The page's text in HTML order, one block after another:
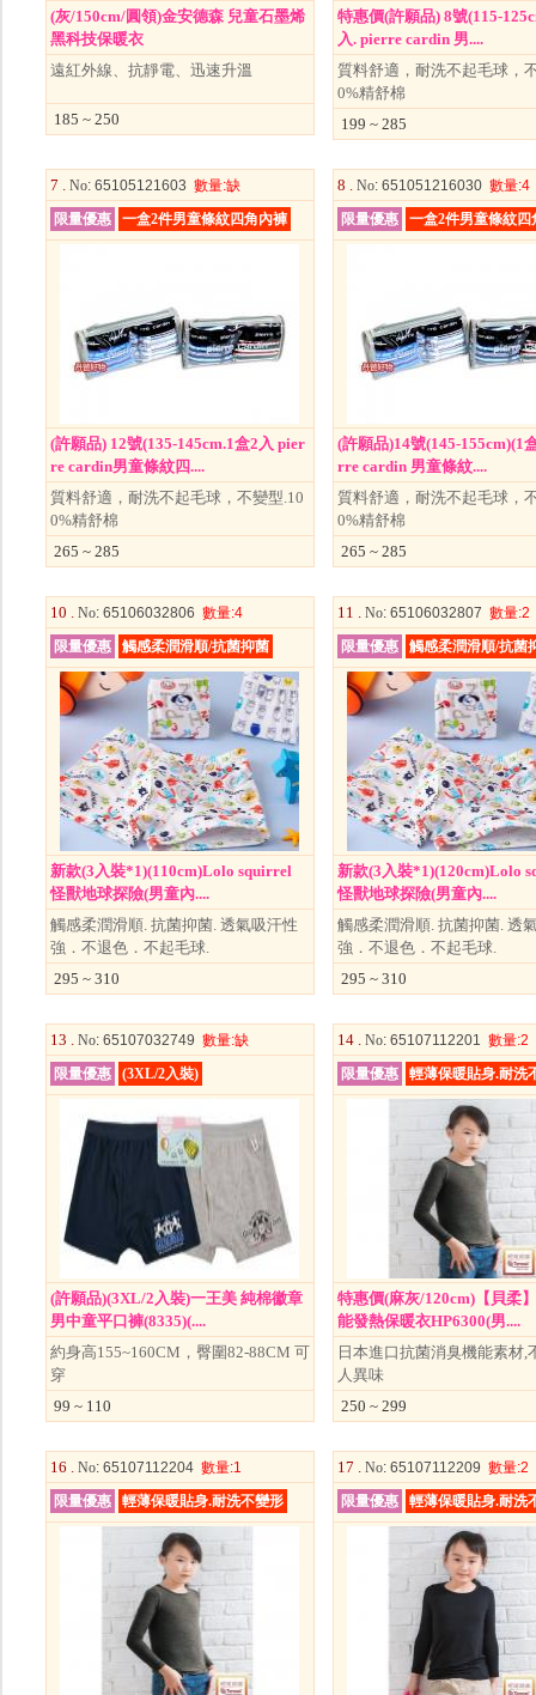
(灰/150cm/圓領)金安德森 兒童石墨烯
黑科技保暖衣
遠紅外線、抗靜電、迅速升溫
185 ~ 250
特惠價(許願品) 8號(115-
入. pierre cardin 男....
質料舒適，耐洗不起毛球，
0%精舒棉
199 ~ 285
7 . No: 65105121603 數量:缺
限量優惠
一盒2件男童條紋四角內褲
(許願品) 12號(135-145cm.1盒2入 pier
re cardin男童條紋四....
質料舒適，耐洗不起毛球，不變型.10
0%精舒棉
265 ~ 285
8 . No: 651051216030 數量:4
限量優惠
一盒2件男童條紋
(許願品)14號(145-155cm)(1
rre cardin 男童條紋....
質料舒適，耐洗不起毛球，
0%精舒棉
265 ~ 285
10 . No: 65106032806 數量:4
限量優惠
觸感柔潤滑順/抗菌抑菌
新款(3入裝*1)(110cm)Lolo squirrel
怪獸地球探險(男童內....
觸感柔潤滑順. 抗菌抑菌. 透氣吸汗性
強．不退色．不起毛球.
295 ~ 310
11 . No: 65106032807 數量:2
限量優惠
觸感柔潤滑順/抗菌
新款(3入裝*1)(120cm)Lolo
怪獸地球探險(男童內....
觸感柔潤滑順. 抗菌抑菌. 透
強．不退色．不起毛球.
295 ~ 310
13 . No: 65107032749 數量:缺
限量優惠
(3XL/2入裝)
(許願品)(3XL/2入裝)一王美 純棉徽章
男中童平口褲(8335)(....
約身高155~160CM，臀圍82-88CM 可
穿
99 ~ 110
14 . No: 65107112201 數量:2
限量優惠
輕薄保暖貼身.耐洗
特惠價(麻灰/120cm)【貝柔
能發熱保暖衣HP6300(男....
日本進口抗菌消臭機能素材,
人異味
250 ~ 299
16 . No: 65107112204 數量:1
限量優惠
輕薄保暖貼身.耐洗不變形
17 . No: 65107112209 數量:2
限量優惠
輕薄保暖貼身.耐洗